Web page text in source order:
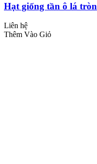
Hạt giống tần ô lá tròn
Liên hệ
Thêm Vào Giỏ